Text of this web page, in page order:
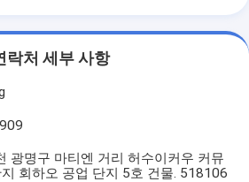
락처 세부 사항
광명구 마티엔 거리 허수이커우 커뮤
회하오 공업 단지 5호 건물. 518106